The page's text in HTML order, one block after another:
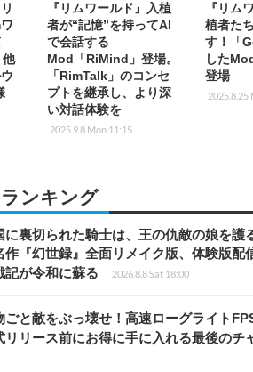
他
『リムワールド』入植
者が“記憶”を持ってAI
で会話する
Mod「RiMind」登場。
「RimTalk」のコンセ
プトを継承し、より深
い対話体験を
2025.9.8 Mon 11:15
『リム
植者た
す！「
した
登場
2025.8.25
ンキング
に裏切られた騎士は、王の仇敵の娘を
作『幻世録』全面リメイク版、体験版
記が令和に蘇る
2026.8.8 Sat 18:00
ごと敵をぶっ壊せ！高速ローグライト
リリース前にお得に手に入れる最後のチ